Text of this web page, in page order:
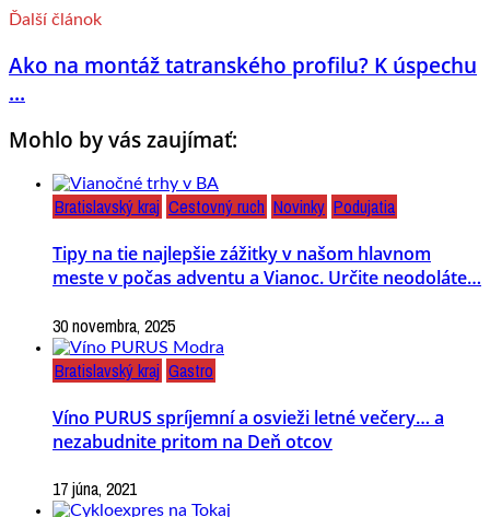
Ďalší článok
Ako na montáž tatranského profilu? K úspechu
...
Mohlo by vás zaujímať:
Bratislavský kraj Cestovný ruch Novinky Podujatia
Tipy na tie najlepšie zážitky v našom hlavnom
meste v počas adventu a Vianoc. Určite neodoláte…
30 novembra, 2025
Bratislavský kraj Gastro
Víno PURUS spríjemní a osvieži letné večery… a
nezabudnite pritom na Deň otcov
17 júna, 2021